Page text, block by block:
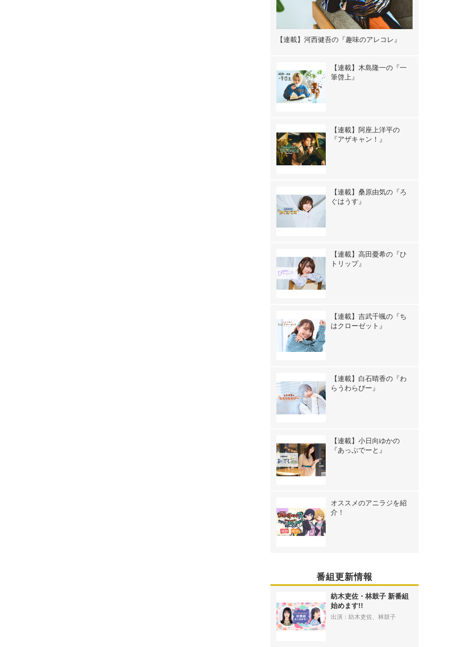
【連載】河西健吾の『趣味のアレコレ』
【連載】木島隆一の『一
筆啓上』
【連載】阿座上洋平の
『アザキャン！』
【連載】桑原由気の『ろ
ぐはうす』
【連載】高田憂希の『ひ
トリップ』
【連載】吉武千颯の『ち
はクローゼット』
【連載】白石晴香の『わ
らうわらびー』
【連載】小日向ゆかの
『あっぷでーと』
オススメのアニラジを紹
介！
番組更新情報
紡木吏佐・林鼓子 新番組
始めます!!
出演：紡木吏佐、林鼓子